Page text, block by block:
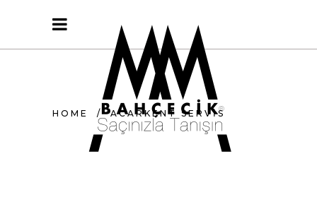
HOME /ACARKENT SERVIS